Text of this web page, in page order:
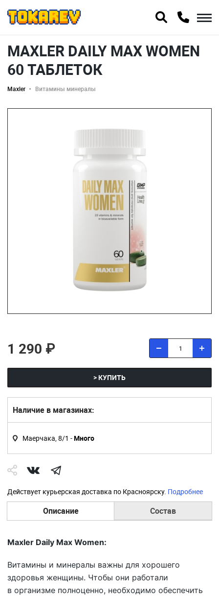
MAXLER DAILY MAX WOMEN
60 ТАБЛЕТОК
Maxler Витамины минералы
1 290 ₽
> КУПИТЬ
Наличие в магазинах:
Маерчака, 8/1 -Много
Действует курьерская доставка по Красноярску. Подробнее
Описание Состав
Maxler Daily Max Women:
Витамины и минералы важны для хорошего
здоровья женщины. Чтобы они работали
в организме полноценно, необходимо обеспечить